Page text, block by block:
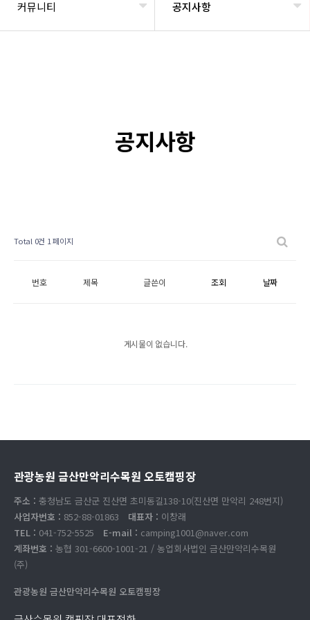
커뮤니티 공지사항
공지사항
Total 0건 1 페이지
번호 제목 글쓴이 조회 날짜
게시물이 없습니다.
관광농원 금산만악리수목원 오토캠핑장
주소 : 충청남도 금산군 진산면 초미동길138-10(진산면 만악리 248번지)
사업자번호 : 852-88-01863 대표자 : 이창래
TEL : 041-752-5525 E-mail : camping1001@naver.com
계좌번호 : 농협 301-6600-1001-21 / 농업회사법인 금산만악리수목원
(주)
관광농원 금산만악리수목원 오토캠핑장